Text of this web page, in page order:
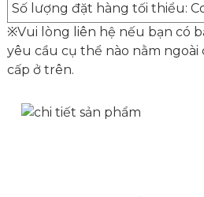
Số lượng đặt hàng tối thiểu:
※Vui lòng liên hệ nếu bạn có
yêu cầu cụ thể nào nằm ngoài
cấp ở trên.